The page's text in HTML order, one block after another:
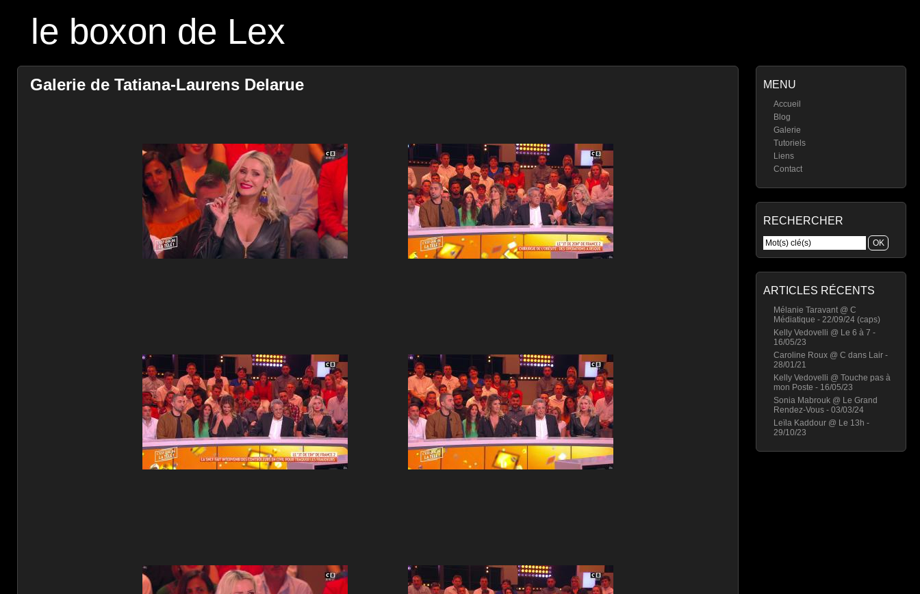
le boxon de Lex
MENU
Accueil
Blog
Galerie
Tutoriels
Liens
Contact
RECHERCHER
ARTICLES RÉCENTS
Mélanie Taravant @ C
Médiatique - 22/09/24 (caps)
Kelly Vedovelli @ Le 6 à 7 -
16/05/23
Caroline Roux @ C dans Lair -
28/01/21
Kelly Vedovelli @ Touche pas à
mon Poste - 16/05/23
Sonia Mabrouk @ Le Grand
Rendez-Vous - 03/03/24
Leïla Kaddour @ Le 13h -
29/10/23
Galerie de Tatiana-Laurens Delarue